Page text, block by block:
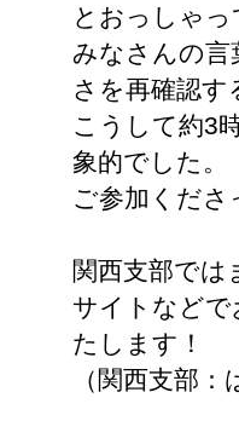
とおっしゃ
みなさんの言
さを再確認
こうして約3
象的でした。
ご参加くだ
関西支部では
サイトなど
たします！
（関西支部